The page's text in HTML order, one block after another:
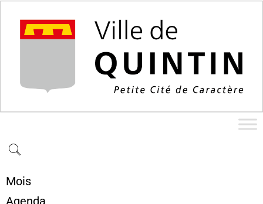
Mois
Agenda